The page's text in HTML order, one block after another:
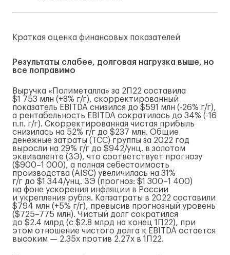
Краткая оценка финансовых показателей
Результаты слабее, долговая нагрузка выше, но
все поправимо
Выручка «Полиметалла» за 2П22 составила
$1 753 млн (+8% г/г), скорректированный
показатель EBITDA снизился до $591 млн (-26% г/г),
а рентабельность EBITDA сократилась до 34% (-16
п.п. г/г). Скорректированная чистая прибыль
снизилась на 52% г/г до $237 млн. Общие
денежные затраты (TCC) группы за 2022 год
выросли на 29% г/г до $942/унц. в золотом
эквиваленте (ЗЭ), что соответствует прогнозу
($900–1 000), а полная себестоимость
производства (AISC) увеличилась на 31%
г/г до $1 344/унц. ЗЭ (прогноз: $1 300–1 400)
на фоне ускорения инфляции в России
и укрепления рубля. Капзатраты в 2022 составили
$794 млн (+5% г/г), превысив прогнозный уровень
($725–775 млн). Чистый долг сократился
до $2.4 млрд (с $2.8 млрд на конец 1П22), при
этом отношение чистого долга к EBITDA остается
высоким — 2.35х против 2.27х в 1П22.